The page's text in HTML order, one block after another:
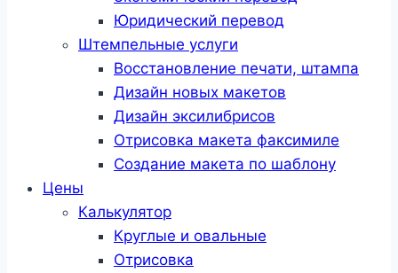
Юридический перевод
Штемпельные услуги
Восстановление печати, штампа
Дизайн новых макетов
Дизайн эксилибрисов
Отрисовка макета факсимиле
Создание макета по шаблону
Цены
Калькулятор
Круглые и овальные
Отрисовка